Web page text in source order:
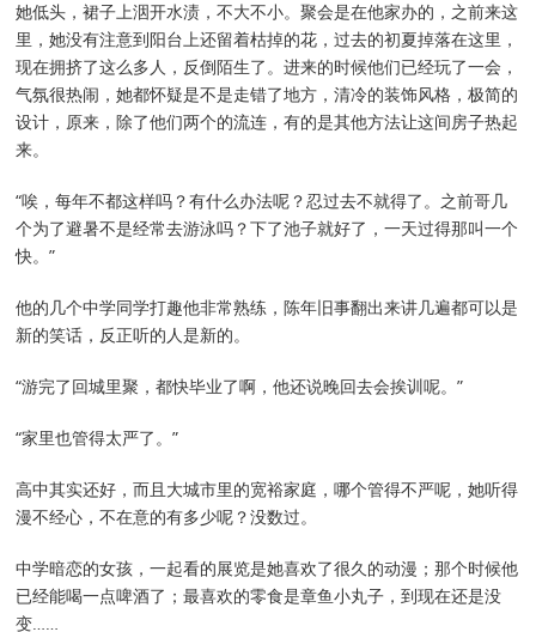
她低头，裙子上洇开水渍，不大不小。聚会是在他家办的，之前来这
里，她没有注意到阳台上还留着枯掉的花，过去的初夏掉落在这里，
现在拥挤了这么多人，反倒陌生了。进来的时候他们已经玩了一会，
气氛很热闹，她都怀疑是不是走错了地方，清冷的装饰风格，极简的
设计，原来，除了他们两个的流连，有的是其他方法让这间房子热起
来。
“唉，每年不都这样吗？有什么办法呢？忍过去不就得了。之前哥几
个为了避暑不是经常去游泳吗？下了池子就好了，一天过得那叫一个
快。”
他的几个中学同学打趣他非常熟练，陈年旧事翻出来讲几遍都可以是
新的笑话，反正听的人是新的。
“游完了回城里聚，都快毕业了啊，他还说晚回去会挨训呢。”
“家里也管得太严了。”
高中其实还好，而且大城市里的宽裕家庭，哪个管得不严呢，她听得
漫不经心，不在意的有多少呢？没数过。
中学暗恋的女孩，一起看的展览是她喜欢了很久的动漫；那个时候他
已经能喝一点啤酒了；最喜欢的零食是章鱼小丸子，到现在还是没
变……